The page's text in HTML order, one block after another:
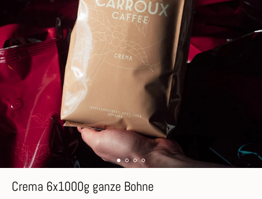
Crema 6x1000g ganze Bohne